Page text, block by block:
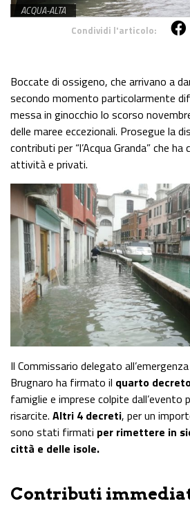
ACQUA-ALTA
Condividi l'articolo:
Boccate di ossigeno, che arrivano a
secondo momento particolarmente
messa in ginocchio lo scorso
delle maree eccezionali. Prosegue la
contributi per “l’Acqua Granda” che
attività e privati.
Il Commissario delegato
Brugnaro ha firmato il quarto
famiglie e imprese colpite dall’evento
risarcite. Altri 4 decreti, per un
sono stati firmati per rimettere in
città e delle isole.
Contributi